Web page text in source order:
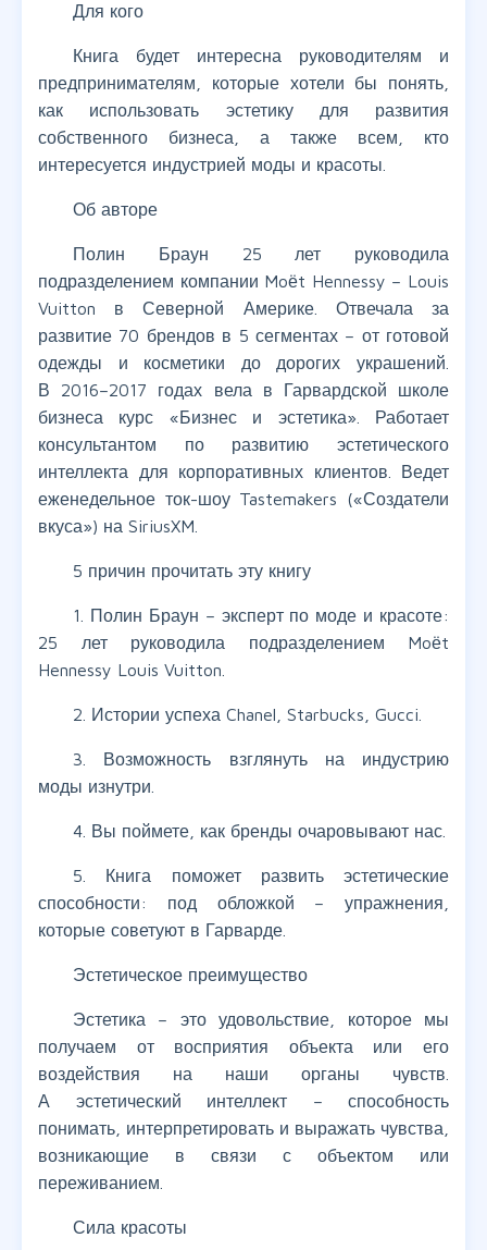
Для кого
Книга будет интересна руководителям и
предпринимателям, которые хотели бы понять,
как использовать эстетику для развития
собственного бизнеса, а также всем, кто
интересуется индустрией моды и красоты.
Об авторе
Полин Браун 25 лет руководила
подразделением компании Moёt Hennessy – Louis
Vuitton в Северной Америке. Отвечала за
развитие 70 брендов в 5 сегментах – от готовой
одежды и косметики до дорогих украшений.
В 2016–2017 годах вела в Гарвардской школе
бизнеса курс «Бизнес и эстетика». Работает
консультантом по развитию эстетического
интеллекта для корпоративных клиентов. Ведет
еженедельное ток-шоу Tastemakers («Создатели
вкуса») на SiriusXM.
5 причин прочитать эту книгу
1. Полин Браун – эксперт по моде и красоте:
25 лет руководила подразделением Moёt
Hennessy Louis Vuitton.
2. Истории успеха Chanel, Starbucks, Gucci.
3. Возможность взглянуть на индустрию
моды изнутри.
4. Вы поймете, как бренды очаровывают нас.
5. Книга поможет развить эстетические
способности: под обложкой – упражнения,
которые советуют в Гарварде.
Эстетическое преимущество
Эстетика – это удовольствие, которое мы
получаем от восприятия объекта или его
воздействия на наши органы чувств.
А эстетический интеллект – способность
понимать, интерпретировать и выражать чувства,
возникающие в связи с объектом или
переживанием.
Сила красоты